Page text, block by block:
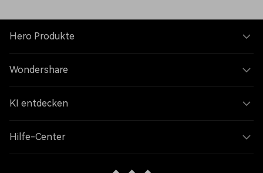
Hero Produkte
Wondershare
KI entdecken
Hilfe-Center